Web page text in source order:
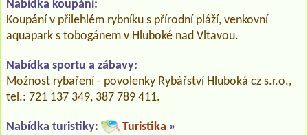
Nabídka koupání:
Koupání v přilehlém rybníku s přírodní pláží, venkovní
aquapark s tobogánem v Hluboké nad Vltavou.
Nabídka sportu a zábavy:
Možnost rybaření - povolenky Rybářství Hluboká cz s.r.o.,
tel.: 721 137 349, 387 789 411.
Nabídka turistiky: Turistika »